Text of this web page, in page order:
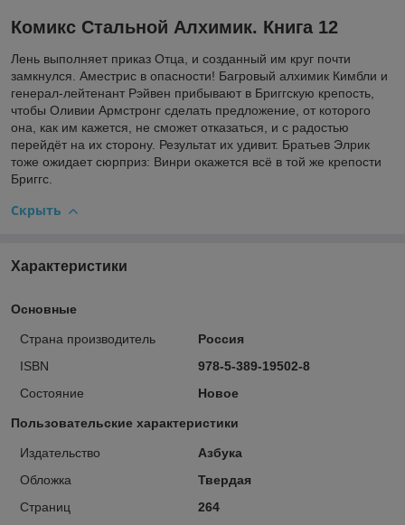
Комикс Стальной Алхимик. Книга 12
Лень выполняет приказ Отца, и созданный им круг почти
замкнулся. Аместрис в опасности! Багровый алхимик Кимбли и
генерал-лейтенант Рэйвен прибывают в Бриггскую крепость,
чтобы Оливии Армстронг сделать предложение, от которого
она, как им кажется, не сможет отказаться, и с радостью
перейдёт на их сторону. Результат их удивит. Братьев Элрик
тоже ожидает сюрприз: Винри окажется всё в той же крепости
Бриггс.
Скрыть
Характеристики
Основные
Страна производитель
Россия
ISBN
978-5-389-19502-8
Состояние
Новое
Пользовательские характеристики
Издательство
Азбука
Обложка
Твердая
Страниц
264